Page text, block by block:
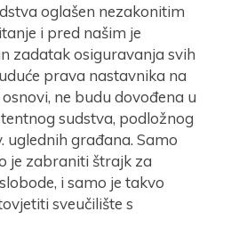
oglašen nezakonitim
i pred našim je
zadatak osiguravanja svih
prava nastavnika na
ne budu dovođena u
sudstva, podložnog
uglednih građana. Samo
je zabraniti štrajk za
i samo je takvo
sveučilište s